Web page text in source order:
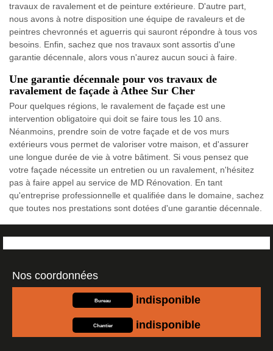
travaux de ravalement et de peinture extérieure. D'autre part,
nous avons à notre disposition une équipe de ravaleurs et de
peintres chevronnés et aguerris qui sauront répondre à tous vos
besoins. Enfin, sachez que nos travaux sont assortis d'une
garantie décennale, alors vous n'aurez aucun souci à faire.
Une garantie décennale pour vos travaux de
ravalement de façade à Athee Sur Cher
Pour quelques régions, le ravalement de façade est une
intervention obligatoire qui doit se faire tous les 10 ans.
Néanmoins, prendre soin de votre façade et de vos murs
extérieurs vous permet de valoriser votre maison, et d'assurer
une longue durée de vie à votre bâtiment. Si vous pensez que
votre façade nécessite un entretien ou un ravalement, n'hésitez
pas à faire appel au service de MD Rénovation. En tant
qu'entreprise professionnelle et qualifiée dans le domaine, sachez
que toutes nos prestations sont dotées d'une garantie décennale.
Nos coordonnées
Bureau indisponible
Chantier indisponible